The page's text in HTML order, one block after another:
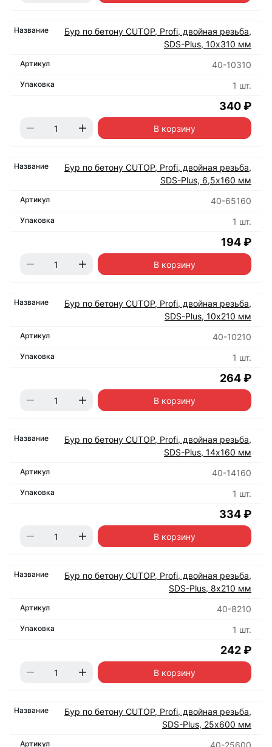
Бур по бетону CUTOP, Profi, двойная резьба,
SDS-Plus, 10х310 мм
40-10310
1 шт.
340 ₽
В корзину
Бур по бетону CUTOP, Profi, двойная резьба,
SDS-Plus, 6,5х160 мм
40-65160
1 шт.
194 ₽
В корзину
Бур по бетону CUTOP, Profi, двойная резьба,
SDS-Plus, 10х210 мм
40-10210
1 шт.
264 ₽
В корзину
Бур по бетону CUTOP, Profi, двойная резьба,
SDS-Plus, 14х160 мм
40-14160
1 шт.
334 ₽
В корзину
Бур по бетону CUTOP, Profi, двойная резьба,
SDS-Plus, 8х210 мм
40-8210
1 шт.
242 ₽
В корзину
Бур по бетону CUTOP, Profi, двойная резьба,
SDS-Plus, 25х600 мм